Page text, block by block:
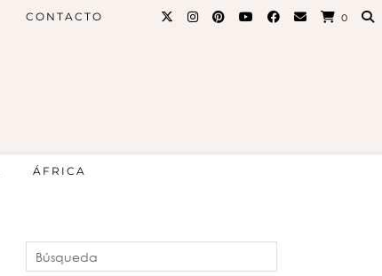
CONTACTO 0
ÁFRICA